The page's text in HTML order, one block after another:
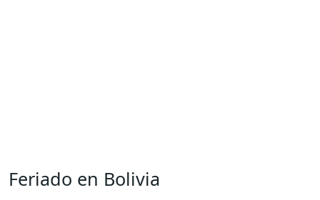
Feriado en Bolivia